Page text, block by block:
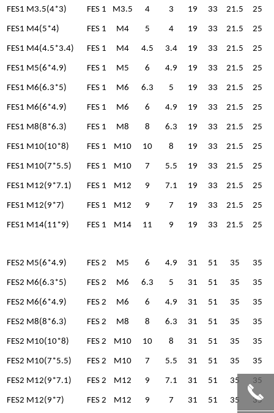
FES1 M3.5(4*3) FES 1 M3.5 4 3 19 33 21.5 25
FES1 M4(5*4) FES 1 M4 5 4 19 33 21.5 25
FES1 M4(4.5*3.4) FES 1 M4 4.5 3.4 19 33 21.5 25
FES1 M5(6*4.9) FES 1 M5 6 4.9 19 33 21.5 25
FES1 M6(6.3*5) FES 1 M6 6.3 5 19 33 21.5 25
FES1 M6(6*4.9) FES 1 M6 6 4.9 19 33 21.5 25
FES1 M8(8*6.3) FES 1 M8 8 6.3 19 33 21.5 25
FES1 M10(10*8) FES 1 M10 10 8 19 33 21.5 25
FES1 M10(7*5.5) FES 1 M10 7 5.5 19 33 21.5 25
FES1 M12(9*7.1) FES 1 M12 9 7.1 19 33 21.5 25
FES1 M12(9*7) FES 1 M12 9 7 19 33 21.5 25
FES1 M14(11*9) FES 1 M14 11 9 19 33 21.5 25
FES2 M5(6*4.9) FES 2 M5 6 4.9 31 51 35 35
FES2 M6(6.3*5) FES 2 M6 6.3 5 31 51 35 35
FES2 M6(6*4.9) FES 2 M6 6 4.9 31 51 35 35
FES2 M8(8*6.3) FES 2 M8 8 6.3 31 51 35 35
FES2 M10(10*8) FES 2 M10 10 8 31 51 35 35
FES2 M10(7*5.5) FES 2 M10 7 5.5 31 51 35 35
FES2 M12(9*7.1) FES 2 M12 9 7.1 31 51 35 35
FES2 M12(9*7) FES 2 M12 9 7 31 51 35 35
끅